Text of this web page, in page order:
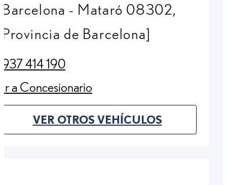
Barcelona - Mataró 08302,
Provincia de Barcelona]
937 414 190
(Opens in new tab)
Ir a Concesionario
(Opens in new tab)
VER OTROS VEHÍCULOS
(OPENS IN NEW TAB)